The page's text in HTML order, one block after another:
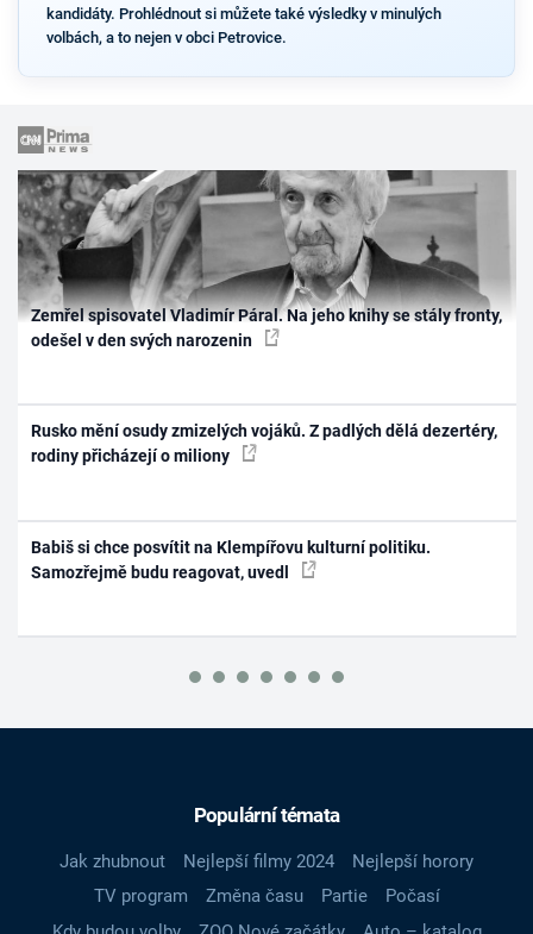
kandidáty. Prohlédnout si můžete také výsledky v minulých
volbách, a to nejen v obci Petrovice.
Zemřel spisovatel Vladimír Páral. Na jeho knihy se stály fronty,
odešel v den svých narozenin
Rusko mění osudy zmizelých vojáků. Z padlých dělá dezertéry,
rodiny přicházejí o miliony
Babiš si chce posvítit na Klempířovu kulturní politiku.
Samozřejmě budu reagovat, uvedl
Populární témata
Jak zhubnout Nejlepší filmy 2024
Nejlepší horory
TV program
Změna času Partie
Počasí